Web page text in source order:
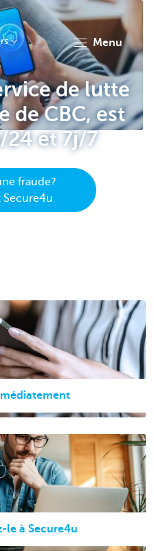
menu
de lutte
de CBC, est
24 et 7j/7
fraude?
le à Secure4u